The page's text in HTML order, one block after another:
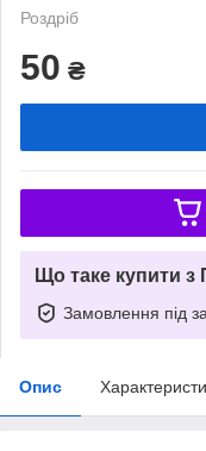
Роздріб
50 ₴
Що таке купити з
Замовлення під
Опис